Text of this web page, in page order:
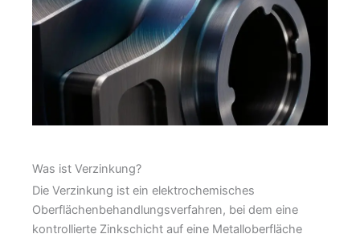
Was ist Verzinkung?
Die Verzinkung ist ein elektrochemisches
Oberflächenbehandlungsverfahren, bei dem eine
kontrollierte Zinkschicht auf eine Metalloberfläche